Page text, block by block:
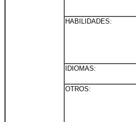
HABILIDADES:
IDIOMAS:
OTROS: